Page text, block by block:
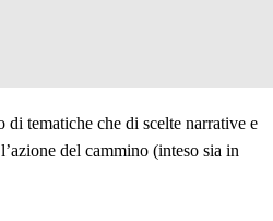
tematiche che di scelte narrative e
del cammino (inteso sia in